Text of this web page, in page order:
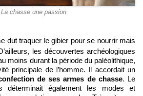
La chasse une passion
dut traquer le gibier pour se nourrir mais
les découvertes archéologiques
moins durant la période du paléolithique,
principale de l’homme. Il accordait un
de ses armes de chasse. Le
déterminait également les modes et